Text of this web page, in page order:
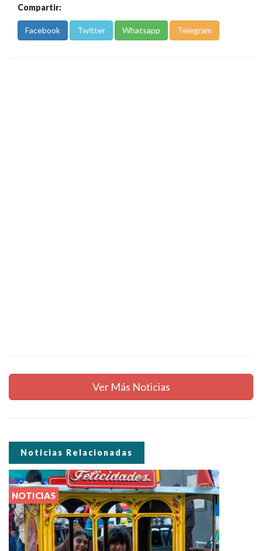
Compartir:
Facebook Twitter Whatsapp Telegram
Ver Más Noticias
Noticias Relacionadas
NOTICIAS